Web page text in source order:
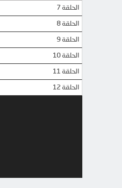
الحلقة 7
الحلقة 8
الحلقة 9
الحلقة 10
الحلقة 11
الحلقة 12